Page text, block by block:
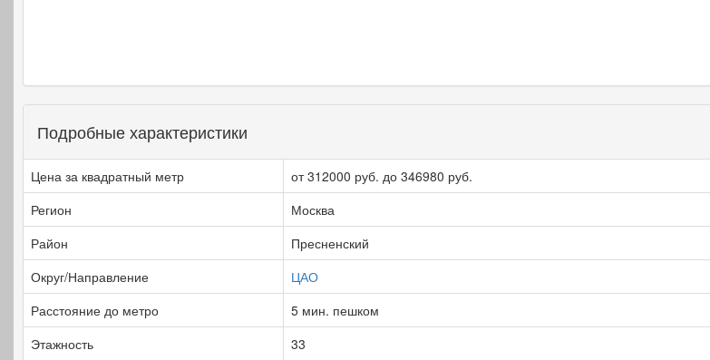
Подробные характеристики
Цена за квадратный метр
от 312000 руб. до 346980 руб.
Регион
Москва
Район
Пресненский
Округ/Направление
ЦАО
Расстояние до метро
5 мин. пешком
Этажность
33